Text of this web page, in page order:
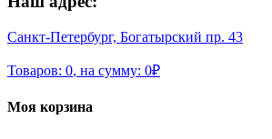
Санкт-Петербург, Богатырский пр. 43
Товаров: 0, на сумму: 0₽
Моя корзина